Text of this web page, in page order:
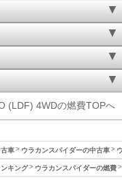
(LDF) 4WDの燃費TOPへ
車 ウラカンスパイダーの中古車
キング ウラカンスパイダーの燃費